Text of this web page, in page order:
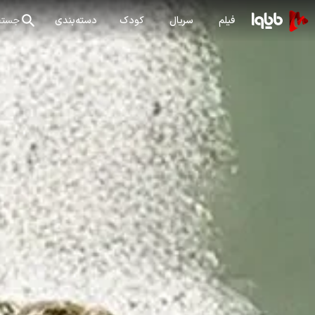
فیلم سریال کودک دسته‌بندی